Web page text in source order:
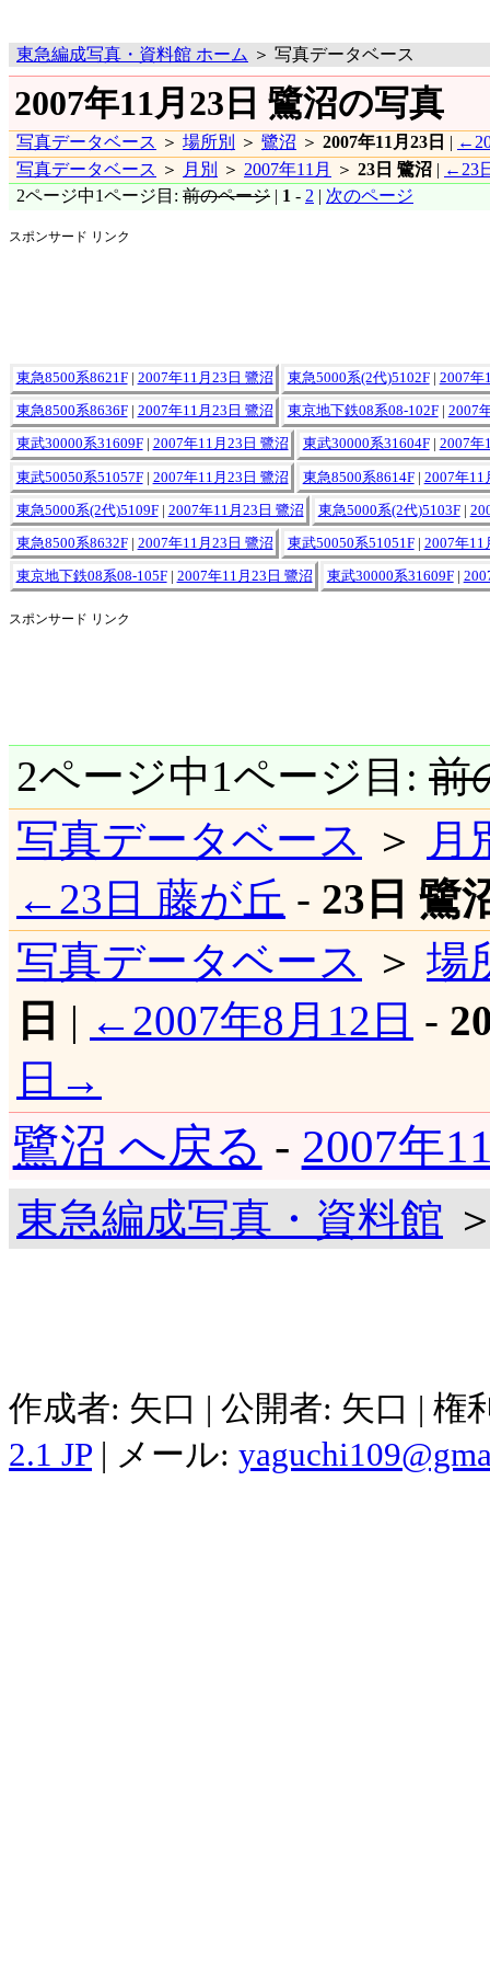
東急編成写真・資料館 ホーム ＞ 写真データベース
2007年11月23日 鷺沼の写真
写真データベース ＞ 場所別 ＞ 鷺沼 ＞ 2007年11月23日 |
写真データベース ＞ 月別 ＞ 2007年11月 ＞ 23日 鷺沼 | ←23
2ページ中1ページ目: 前のページ | 1 - 2 | 次のページ
スポンサード リンク
東急8500系8621F| 2007年11月23日 鷺沼 東急5000系(2代)5102F| 2007年
東急8500系8636F| 2007年11月23日 鷺沼 東京地下鉄08系08-102F| 2007
東武30000系31609F| 2007年11月23日 鷺沼 東武30000系31604F| 2007年
東武50050系51057F| 2007年11月23日 鷺沼 東急8500系8614F| 2007年11
東急5000系(2代)5109F| 2007年11月23日 鷺沼 東急5000系(2代)5103F|
東急8500系8632F| 2007年11月23日 鷺沼 東武50050系51051F| 2007年11
東京地下鉄08系08-105F| 2007年11月23日 鷺沼 東武30000系31609F|
スポンサード リンク
2ページ中1ページ目: 前
写真データベース
＞
月
←23日 藤が丘 - 23日 鷺
写真データベース
＞ 場
日 | ←2007年8月12日 -
日→
鷺沼 へ戻る - 2007年
東急編成写真・資料館
作成者: 矢口 | 公開者: 矢口 |
2.1 JP | メール: